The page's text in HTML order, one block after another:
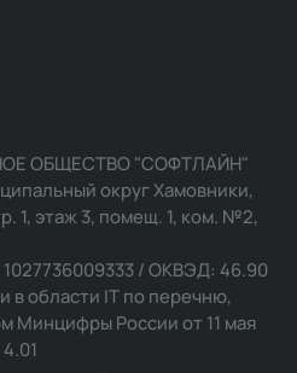
ОБЩЕСТВО "СОФТЛАЙН"
округ Хамовники,
1, этаж 3, помещ. 1, ком. №2,
/ ОКВЭД: 46.90
в области IT по перечню,
Минцифры России от 11 мая